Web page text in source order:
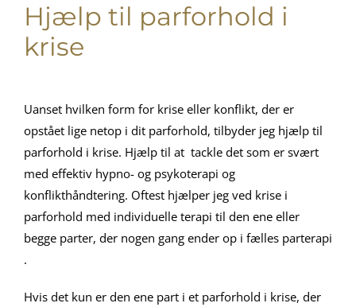
Hjælp til parforhold i
krise
Uanset hvilken form for krise eller konflikt, der er
opstået lige netop i dit parforhold, tilbyder jeg hjælp til
parforhold i krise. Hjælp til at tackle det som er svært
med effektiv hypno- og psykoterapi og
konflikthåndtering. Oftest hjælper jeg ved krise i
parforhold med individuelle terapi til den ene eller
begge parter, der nogen gang ender op i fælles parterapi
.
Hvis det kun er den ene part i et parforhold i krise, der